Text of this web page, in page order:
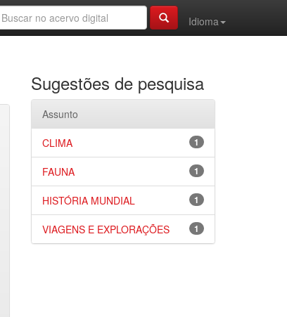
Idioma
Sugestões de pesquisa
Assunto
1
CLIMA
1
FAUNA
1
HISTÓRIA MUNDIAL
1
VIAGENS E EXPLORAÇÕES